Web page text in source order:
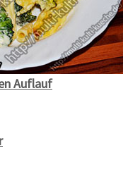
Auflauf